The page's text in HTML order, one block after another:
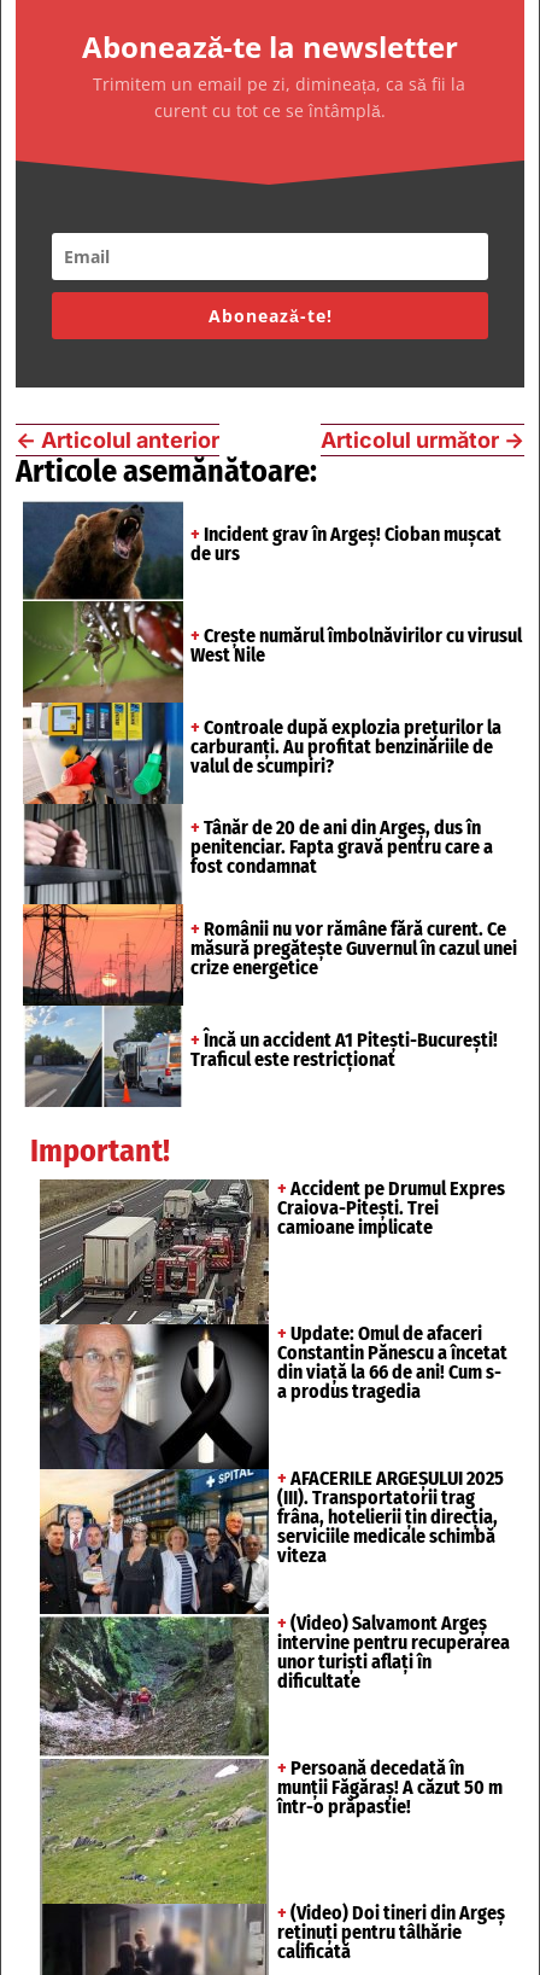
Abonează-te la newsletter
Trimitem un email pe zi, dimineața, ca să fii la
curent cu tot ce se întâmplă.
Abonează-te!
← Articolul anterior Articolul următor →
Articole asemănătoare:
+ Incident grav în Argeș! Cioban mușcat
de urs
+ Crește numărul îmbolnăvirilor cu virusul
West Nile
+ Controale după explozia prețurilor la
carburanți. Au profitat benzinăriile de
valul de scumpiri?
+ Tânăr de 20 de ani din Argeș, dus în
penitenciar. Fapta gravă pentru care a
fost condamnat
+ Românii nu vor rămâne fără curent. Ce
măsură pregătește Guvernul în cazul unei
crize energetice
+ Încă un accident A1 Pitești-București!
Traficul este restricționat
Important!
+ Accident pe Drumul Expres
Craiova-Pitești. Trei
camioane implicate
+ Update: Omul de afaceri
Constantin Pănescu a încetat
din viață la 66 de ani! Cum s-
a produs tragedia
+ AFACERILE ARGEȘULUI 2025
(III). Transportatorii trag
frâna, hotelierii țin direcția,
serviciile medicale schimbă
viteza
+ (Video) Salvamont Argeș
intervine pentru recuperarea
unor turişti aflaţi în
dificultate
+ Persoană decedată în
munții Făgăraș! A căzut 50 m
într-o prăpastie!
+ (Video) Doi tineri din Argeș
reținuți pentru tâlhărie
calificată